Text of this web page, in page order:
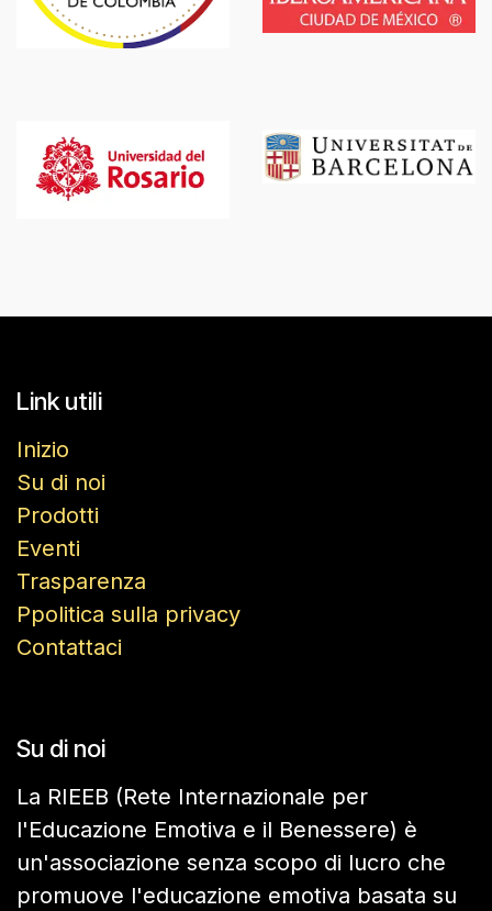
Link utili
Inizio
Su di noi
Prodotti
Eventi
Trasparenza
Ppolitica sulla privacy
Contattaci
Su di noi
La RIEEB (Rete Internazionale per
l'Educazione Emotiva e il Benessere) è
un'associazione senza scopo di lucro che
promuove l'educazione emotiva basata su